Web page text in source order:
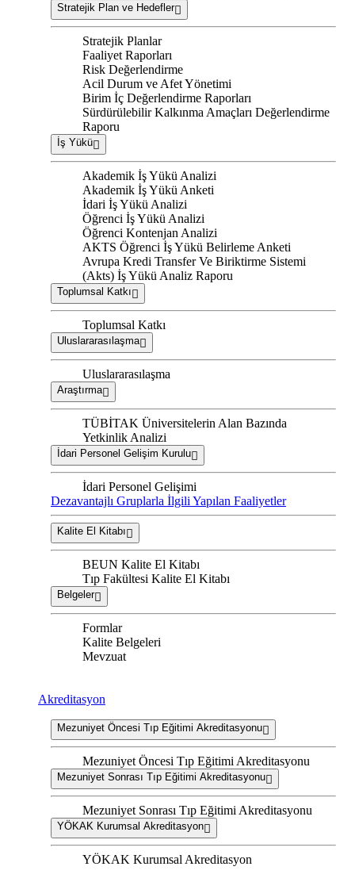
Stratejik Plan ve Hedefler
Stratejik Planlar
Faaliyet Raporları
Risk Değerlendirme
Acil Durum ve Afet Yönetimi
Birim İç Değerlendirme Raporları
Sürdürülebilir Kalkınma Amaçları Değerlendirme
Raporu
İş Yükü
Akademik İş Yükü Analizi
Akademik İş Yükü Anketi
İdari İş Yükü Analizi
Öğrenci İş Yükü Analizi
Öğrenci Kontenjan Analizi
AKTS Öğrenci İş Yükü Belirleme Anketi
Avrupa Kredi Transfer Ve Biriktirme Sistemi
(Akts) İş Yükü Analiz Raporu
Toplumsal Katkı
Toplumsal Katkı
Uluslararasılaşma
Uluslararasılaşma
Araştırma
TÜBİTAK Üniversitelerin Alan Bazında
Yetkinlik Analizi
İdari Personel Gelişim Kurulu
İdari Personel Gelişimi
Dezavantajlı Gruplarla İlgili Yapılan Faaliyetler
Kalite El Kitabı
BEUN Kalite El Kitabı
Tıp Fakültesi Kalite El Kitabı
Belgeler
Formlar
Kalite Belgeleri
Mevzuat
Akreditasyon
Mezuniyet Öncesi Tıp Eğitimi Akreditasyonu
Mezuniyet Öncesi Tıp Eğitimi Akreditasyonu
Mezuniyet Sonrası Tıp Eğitimi Akreditasyonu
Mezuniyet Sonrası Tıp Eğitimi Akreditasyonu
YÖKAK Kurumsal Akreditasyon
YÖKAK Kurumsal Akreditasyon